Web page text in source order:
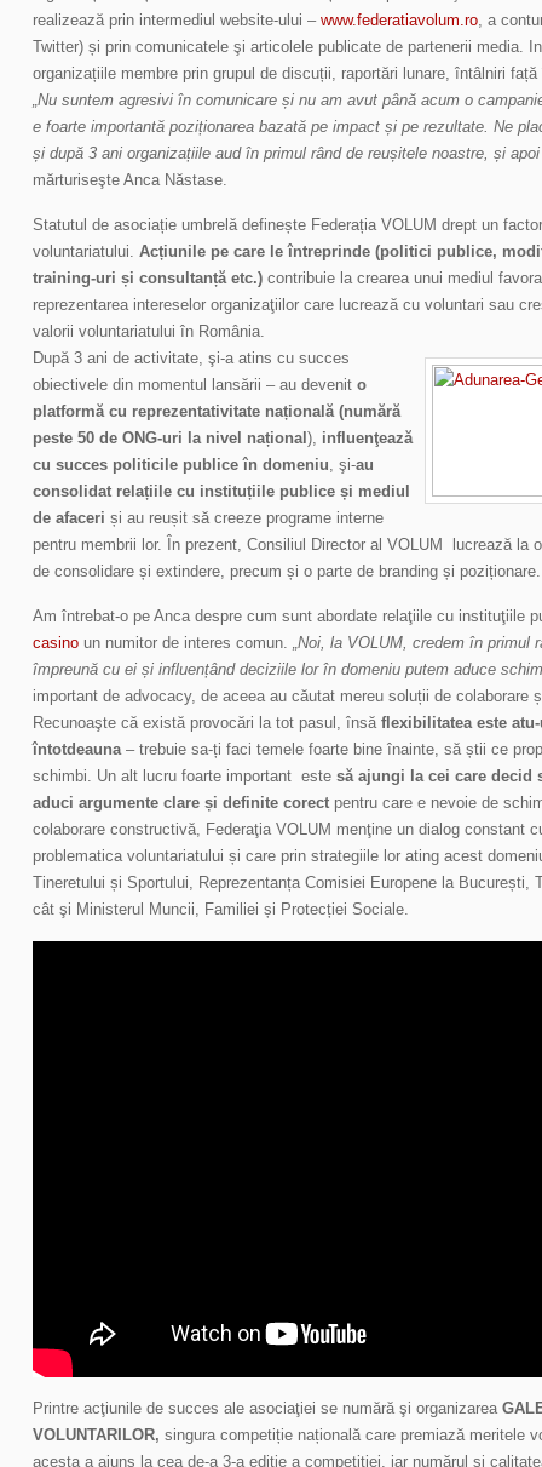
realizează prin intermediul website-ului – www.federatiavolum.ro, a
Twitter) și prin comunicatele şi articolele publicate de partenerii media.
organizațiile membre prin grupul de discuții, raportări lunare, întâlniri
„Nu suntem agresivi în comunicare și nu am avut până acum o
e foarte importantă poziționarea bazată pe impact și pe rezultate. Ne
și după 3 ani organizațiile aud în primul rând de reușitele noastre, și
mărturiseşte Anca Năstase.
Statutul de asociație umbrelă definește Federația VOLUM drept un
voluntariatului. Acțiunile pe care le întreprinde (politici publice,
training-uri și consultanță etc.) contribuie la crearea unui mediul
reprezentarea intereselor organizaţiilor care lucrează cu voluntari sau
valorii voluntariatului în România.
După 3 ani de activitate, şi-a atins cu succes
obiectivele din momentul lansării – au devenit o
platformă cu reprezentativitate națională (numără
peste 50 de ONG-uri la nivel național ), influenţează
cu succes politicile publice în domeniu, şi-au
consolidat relațiile cu instituțiile publice și mediul
de afaceri și au reușit să creeze programe interne
pentru membrii lor. În prezent, Consiliul Director al VOLUM lucrează la
de consolidare și extindere, precum și o parte de branding și poziționare.
Am întrebat-o pe Anca despre cum sunt abordate relaţiile cu instituţiile
casino un numitor de interes comun. „Noi, la VOLUM, credem în primul
împreună cu ei și influențând deciziile lor în domeniu putem aduce
important de advocacy, de aceea au căutat mereu soluții de colaborare
Recunoaşte că există provocări la tot pasul, însă flexibilitatea este
întotdeauna– trebuie sa-ți faci temele foarte bine înainte, să știi ce
schimbi. Un alt lucru foarte important este să ajungi la cei care decid
aduci argumente clare și definite corect pentru care e nevoie de
colaborare constructivă, Federaţia VOLUM menţine un dialog constant
problematica voluntariatului și care prin strategiile lor ating acest
Tineretului și Sportului, Reprezentanța Comisiei Europene la București,
cât şi Ministerul Muncii, Familiei și Protecției Sociale.
Printre acţiunile de succes ale asociaţiei se numără şi organizarea
VOLUNTARILOR, singura competiție națională care premiază meritele
acesta a ajuns la cea de-a 3-a ediţie a competiției, iar numărul și